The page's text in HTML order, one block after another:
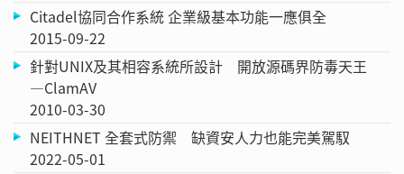
Citadel協同合作系統 企業級基本功能一應俱全
2015-09-22
針對UNIX及其相容系統所設計 開放源碼界防毒天王
—ClamAV
2010-03-30
NEITHNET 全套式防禦 缺資安人力也能完美駕馭
2022-05-01